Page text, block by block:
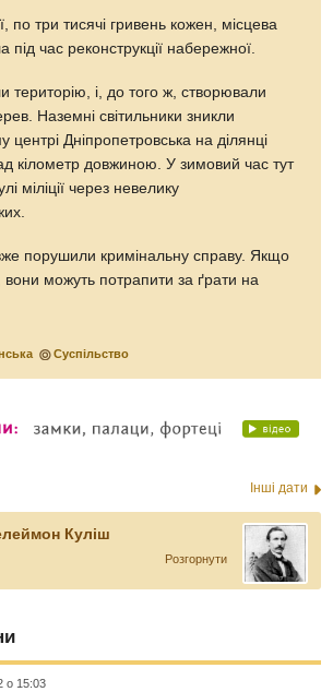
по три тисячі гривень кожен, місцева
під час реконструкції набережної.
територію, і, до того ж, створювали
Наземні світильники зникли
центрі Дніпропетровська на ділянці
кілометр довжиною. У зимовий час тут
міліції через невелику
порушили кримінальну справу. Якщо
вони можуть потрапити за ґрати на
Суспільство
Інші дати
Куліш
Розгорнути
о 15:03